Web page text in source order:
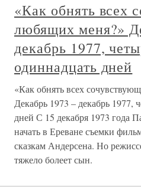
«Как обнять всех
любящих меня?»
декабрь 1977,
одиннадцать дней
«Как обнять всех
Декабрь 1973 – декабрь 1977,
дней С 15 декабря 1973 года
начать в Ереване съемки
сказкам Андерсена. Но
тяжело болеет сын.